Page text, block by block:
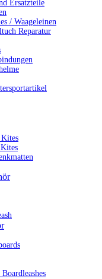
Ersatzteile
/ Waageleinen
Reparatur